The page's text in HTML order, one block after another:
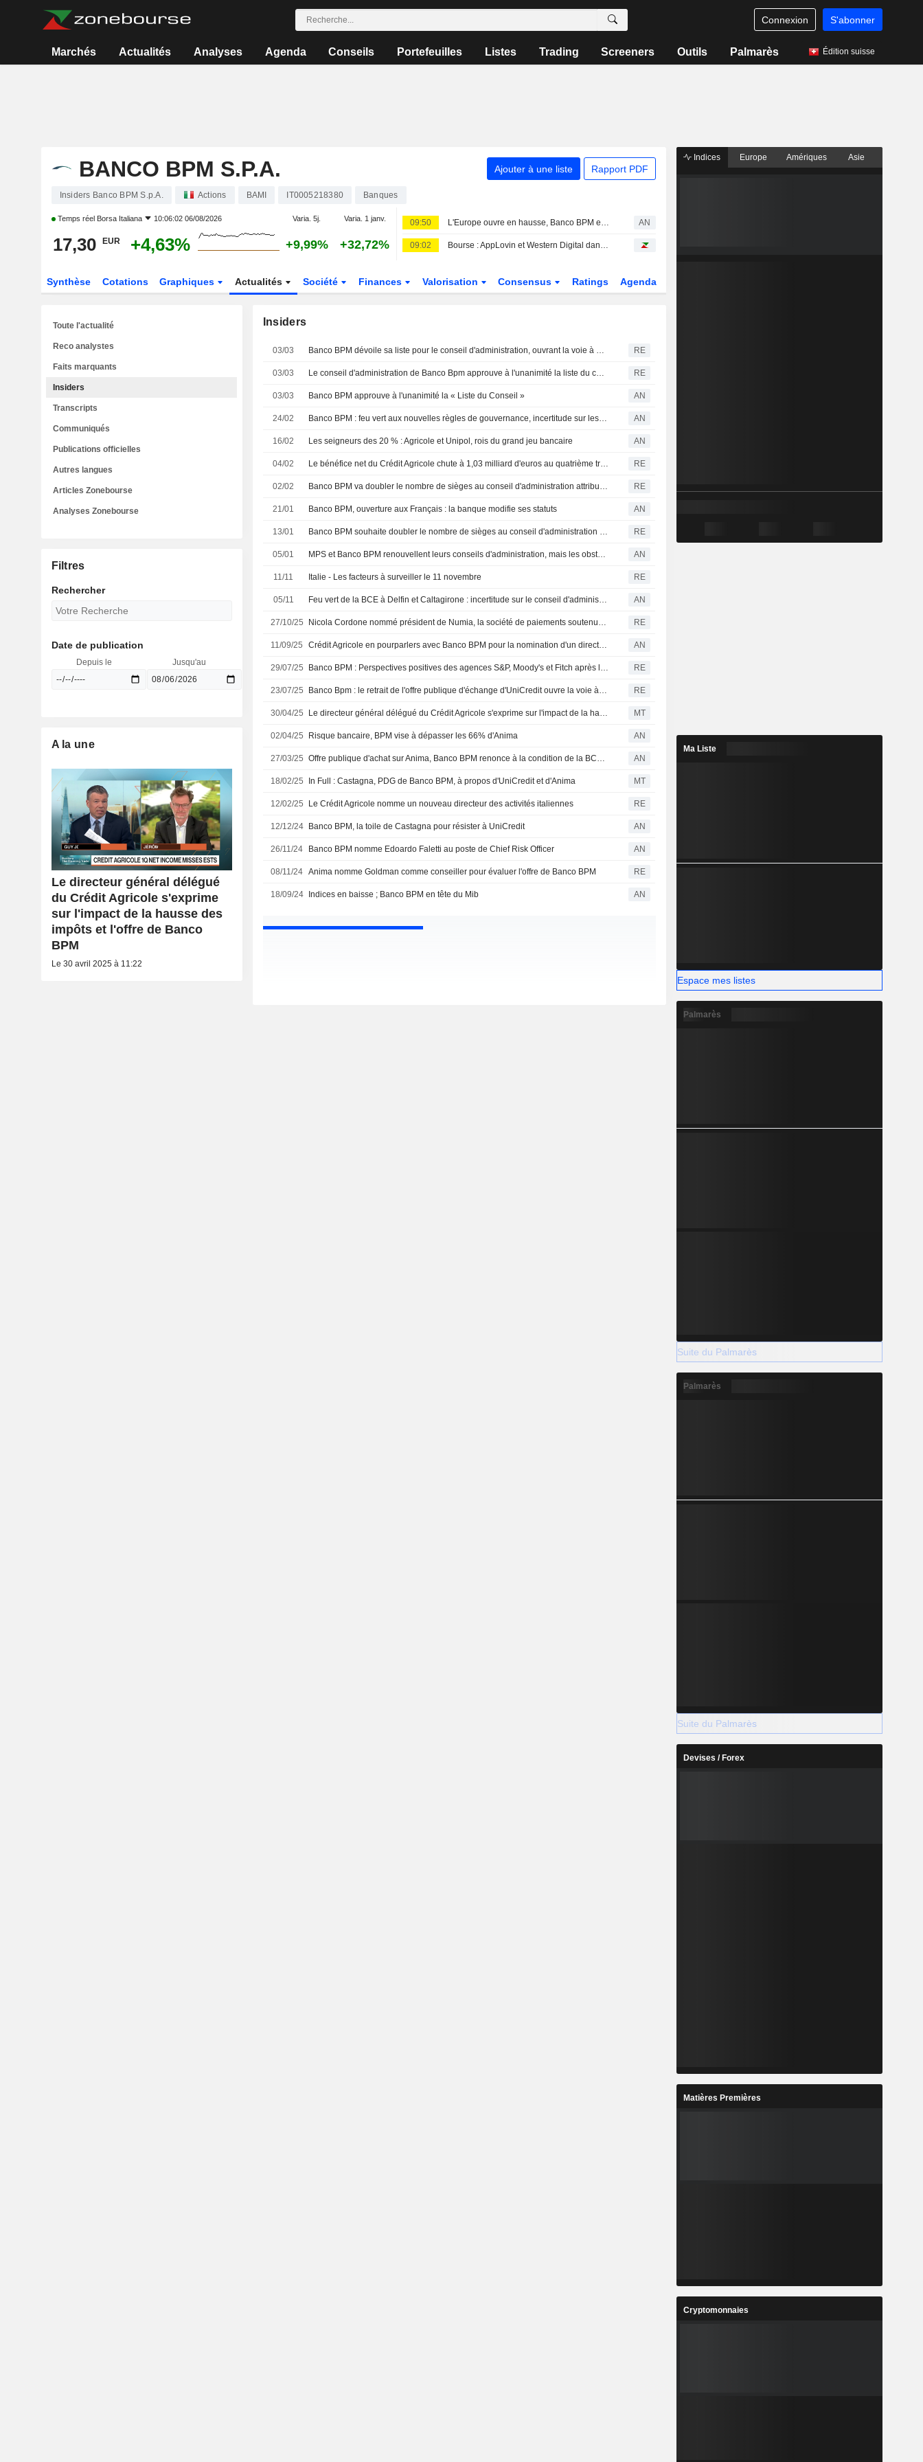
Connexion S'abonner
Marchés Actualités Analyses Agenda Conseils Portefeuilles Listes Trading Screeners Outils Palmarès Édition suisse
BANCO BPM S.P.A. Ajouter à une liste Rapport PDF
Insiders Banco BPM S.p.A. Actions BAMI IT0005218380 Banques
Temps réel Borsa Italiana 10:06:02 06/08/2026 Varia. 5j. Varia. 1 janv.
17,30 EUR +4,63% +9,99% +32,72%
09:50 L'Europe ouvre en hausse, Banco BPM en tête à Milan AN
09:02 Bourse : AppLovin et Western Digital dans le dur, rumeurs sur Vusion
Synthèse Cotations Graphiques Actualités Société Finances Valorisation Consensus Ratings Agenda
Insiders
03/03 Banco BPM dévoile sa liste pour le conseil d'administration, ouvrant la voie à une liste distincte de Crédit Agricole RE
03/03 Le conseil d'administration de Banco Bpm approuve à l'unanimité la liste du conseil RE
03/03 Banco BPM approuve à l'unanimité la « Liste du Conseil » AN
24/02 Banco BPM : feu vert aux nouvelles règles de gouvernance, incertitude sur les listes AN
16/02 Les seigneurs des 20 % : Agricole et Unipol, rois du grand jeu bancaire AN
04/02 Le bénéfice net du Crédit Agricole chute à 1,03 milliard d'euros au quatrième trimestre RE
02/02 Banco BPM va doubler le nombre de sièges au conseil d'administration attribués aux actionnaires minoritaires, selon des documents RE
21/01 Banco BPM, ouverture aux Français : la banque modifie ses statuts AN
13/01 Banco BPM souhaite doubler le nombre de sièges au conseil d'administration pour les investisseurs minoritaires, selon des sources RE
05/01 MPS et Banco BPM renouvellent leurs conseils d'administration, mais les obstacles persistent AN
11/11 Italie - Les facteurs à surveiller le 11 novembre RE
05/11 Feu vert de la BCE à Delfin et Caltagirone : incertitude sur le conseil d'administration de MPS AN
27/10/25 Nicola Cordone nommé président de Numia, la société de paiements soutenue par Banco BPM RE
11/09/25 Crédit Agricole en pourparlers avec Banco BPM pour la nomination d'un directeur général AN
29/07/25 Banco BPM : Perspectives positives des agences S&P, Moody's et Fitch après le retrait de l'OPS d'UniCredit RE
23/07/25 Banco Bpm : le retrait de l'offre publique d'échange d'UniCredit ouvre la voie à de nouvelles opportunités RE
30/04/25 Le directeur général délégué du Crédit Agricole s'exprime sur l'impact de la hausse des impôts et l'offre de Banco BPM MT
02/04/25 Risque bancaire, BPM vise à dépasser les 66% d'Anima AN
27/03/25 Offre publique d'achat sur Anima, Banco BPM renonce à la condition de la BCE et confirme la cible AN
18/02/25 In Full : Castagna, PDG de Banco BPM, à propos d'UniCredit et d'Anima MT
12/02/25 Le Crédit Agricole nomme un nouveau directeur des activités italiennes RE
12/12/24 Banco BPM, la toile de Castagna pour résister à UniCredit AN
26/11/24 Banco BPM nomme Edoardo Faletti au poste de Chief Risk Officer AN
08/11/24 Anima nomme Goldman comme conseiller pour évaluer l'offre de Banco BPM RE
18/09/24 Indices en baisse ; Banco BPM en tête du Mib AN
Toute l'actualité
Reco analystes
Faits marquants
Insiders
Transcripts
Communiqués
Publications officielles
Autres langues
Articles Zonebourse
Analyses Zonebourse
Filtres
Rechercher
Date de publication
Depuis le Jusqu'au
A la une
Le directeur général délégué
du Crédit Agricole s'exprime
sur l'impact de la hausse des
impôts et l'offre de Banco
BPM
Le 30 avril 2025 à 11:22
Indices Europe Amériques Asie
Ma Liste
Espace mes listes
Palmarès
Suite du Palmarès
Palmarès
Suite du Palmarès
Devises / Forex
Matières Premières
Cryptomonnaies